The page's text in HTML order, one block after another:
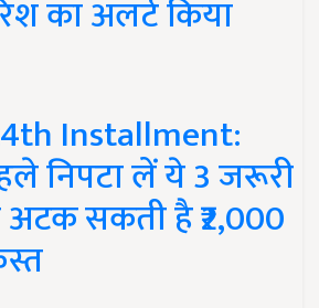
का अलर्ट किया
Installment:
निपटा लें ये 3 जरूरी
अटक सकती है ₹2,000